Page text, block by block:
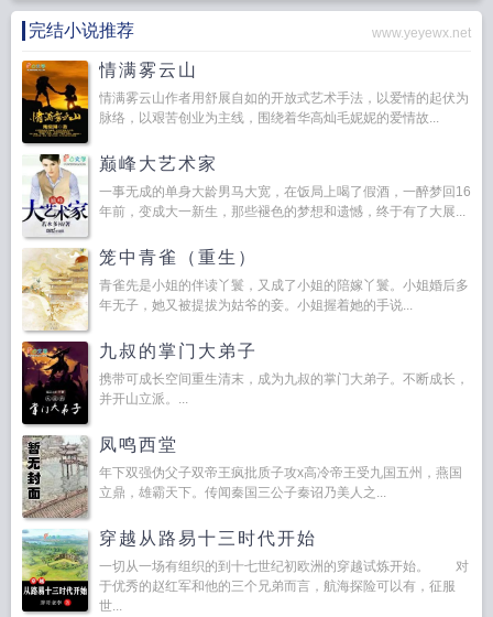
完结小说推荐 www.yeyewx.net
情满雾云山
情满雾云山作者用舒展自如的开放式艺术手法，以爱情的起伏为
脉络，以艰苦创业为主线，围绕着华高灿毛妮妮的爱情故...
巅峰大艺术家
一事无成的单身大龄男马大宽，在饭局上喝了假酒，一醉梦回16
年前，变成大一新生，那些褪色的梦想和遗憾，终于有了大展...
笼中青雀（重生）
青雀先是小姐的伴读丫鬟，又成了小姐的陪嫁丫鬟。小姐婚后多
年无子，她又被提拔为姑爷的妾。小姐握着她的手说...
九叔的掌门大弟子
携带可成长空间重生清末，成为九叔的掌门大弟子。不断成长，
并开山立派。...
凤鸣西堂
年下双强伪父子双帝王疯批质子攻x高冷帝王受九国五州，燕国
立鼎，雄霸天下。传闻秦国三公子秦诏乃美人之...
穿越从路易十三时代开始
一切从一场有组织的到十七世纪初欧洲的穿越试炼开始。 对
于优秀的赵红军和他的三个兄弟而言，航海探险可以有，征服
世...